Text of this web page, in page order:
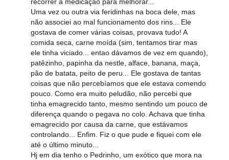
Uma vez ou outra via feridinhas na boca dele, mas
não associei ao mal funcionamento dos rins... Ele
gostava de comer várias coisas, provava tudo! A
comida seca, carne moída (sim, tentamos tirar mas
ele tinha viciado... entao dávamos de vez em quando),
patêzinho, papinha da nestle, alface, banana, maça,
pão de batata, peito de peru... Ele gostava de tantas
coisas que não percebíamos que ele estava comendo
pouco. Como era muito peludão, não percebi que
tinha emagrecido tanto, mesmo sentindo um pouco de
diferença quando o pegava no colo. Achava que tinha
emagrecido por causa da carne, que estávamos
controlando... Enfim. Fiz o que pude e fiquei com ele
até o último minuto...
Hj em dia tenho o Pedrinho, um exótico que mora na